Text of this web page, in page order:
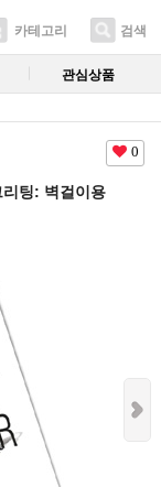
카테고리 검색
관심상품
0
팅: 벽걸이용